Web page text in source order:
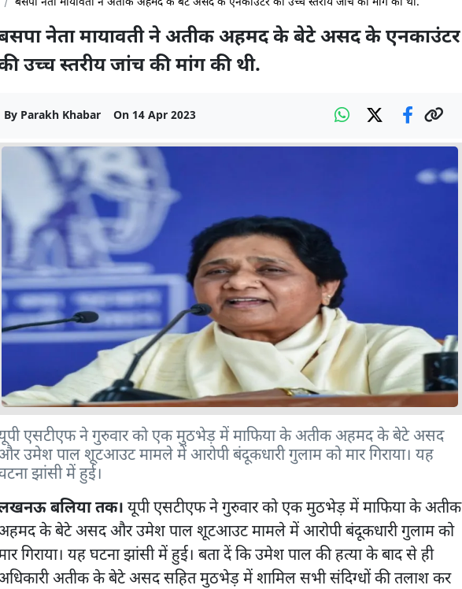
नेता मायावती ने अतीक अहमद के बेटे असद के एनकाउंटर
उच्च स्तरीय जांच की मांग की थी.
By Parakh Khabar On 14 Apr 2023
एसटीएफ ने गुरुवार को एक मुठभेड़ में माफिया के अतीक अहमद के बेटे असद
उमेश पाल शूटआउट मामले में आरोपी बंदूकधारी गुलाम को मार गिराया। यह
झांसी में हुई।
बलिया तक। यूपी एसटीएफ ने गुरुवार को एक मुठभेड़ में माफिया के अतीक
के बेटे असद और उमेश पाल शूटआउट मामले में आरोपी बंदूकधारी गुलाम को
गिराया। यह घटना झांसी में हुई। बता दें कि उमेश पाल की हत्या के बाद से ही
अतीक के बेटे असद सहित मुठभेड़ में शामिल सभी संदिग्धों की तलाश कर